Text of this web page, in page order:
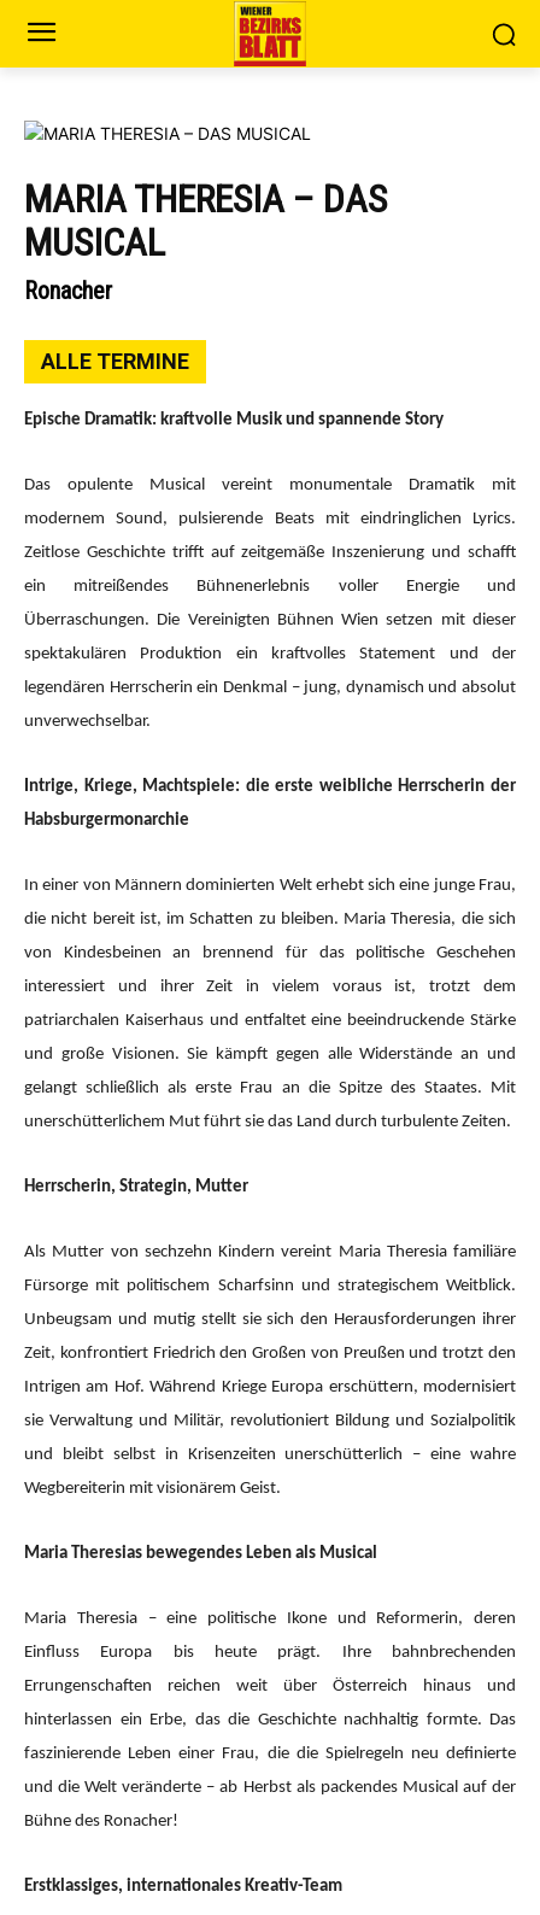
MARIA THERESIA – DAS
MUSICAL
Ronacher
ALLE TERMINE
Epische Dramatik: kraftvolle Musik und spannende Story
Das opulente Musical vereint monumentale Dramatik mit
modernem Sound, pulsierende Beats mit eindringlichen Lyrics.
Zeitlose Geschichte trifft auf zeitgemäße Inszenierung und schafft
ein mitreißendes Bühnenerlebnis voller Energie und
Überraschungen. Die Vereinigten Bühnen Wien setzen mit dieser
spektakulären Produktion ein kraftvolles Statement und der
legendären Herrscherin ein Denkmal – jung, dynamisch und absolut
unverwechselbar.
Intrige, Kriege, Machtspiele: die erste weibliche Herrscherin der
Habsburgermonarchie
In einer von Männern dominierten Welt erhebt sich eine junge Frau,
die nicht bereit ist, im Schatten zu bleiben. Maria Theresia, die sich
von Kindesbeinen an brennend für das politische Geschehen
interessiert und ihrer Zeit in vielem voraus ist, trotzt dem
patriarchalen Kaiserhaus und entfaltet eine beeindruckende Stärke
und große Visionen. Sie kämpft gegen alle Widerstände an und
gelangt schließlich als erste Frau an die Spitze des Staates. Mit
unerschütterlichem Mut führt sie das Land durch turbulente Zeiten.
Herrscherin, Strategin, Mutter
Als Mutter von sechzehn Kindern vereint Maria Theresia familiäre
Fürsorge mit politischem Scharfsinn und strategischem Weitblick.
Unbeugsam und mutig stellt sie sich den Herausforderungen ihrer
Zeit, konfrontiert Friedrich den Großen von Preußen und trotzt den
Intrigen am Hof. Während Kriege Europa erschüttern, modernisiert
sie Verwaltung und Militär, revolutioniert Bildung und Sozialpolitik
und bleibt selbst in Krisenzeiten unerschütterlich – eine wahre
Wegbereiterin mit visionärem Geist.
Maria Theresias bewegendes Leben als Musical
Maria Theresia – eine politische Ikone und Reformerin, deren
Einfluss Europa bis heute prägt. Ihre bahnbrechenden
Errungenschaften reichen weit über Österreich hinaus und
hinterlassen ein Erbe, das die Geschichte nachhaltig formte. Das
faszinierende Leben einer Frau, die die Spielregeln neu definierte
und die Welt veränderte – ab Herbst als packendes Musical auf der
Bühne des Ronacher!
Erstklassiges, internationales Kreativ-Team